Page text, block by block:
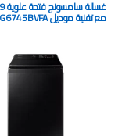
مع تقنية موديل WA19CG6745BVFA